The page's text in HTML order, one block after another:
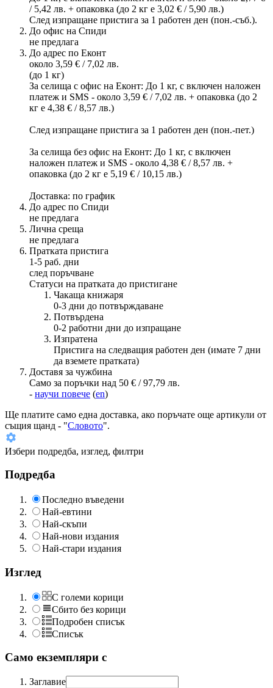
/ 5,42 лв. + опаковка (до 2 кг е 3,02 € / 5,90 лв.)
След изпращане пристига за 1 работен ден (пон.-съб.).
До офис на Спиди
не предлага
До адрес по Еконт
около 3,59 € / 7,02 лв.
(до 1 кг)
За селища с офис на Еконт: До 1 кг, с включен наложен
платеж и SMS - около 3,59 € / 7,02 лв. + опаковка (до 2
кг е 4,38 € / 8,57 лв.)
След изпращане пристига за 1 работен ден (пон.-пет.)
За селища без офис на Еконт: До 1 кг, с включен
наложен платеж и SMS - около 4,38 € / 8,57 лв. +
опаковка (до 2 кг е 5,19 € / 10,15 лв.)
Доставка: по график
До адрес по Спиди
не предлага
Лична среща
не предлага
Пратката пристига
1-5 раб. дни
след поръчване
Статуси на пратката до пристигане
Чакаща книжаря
0-3 дни до потвърждаване
Потвърдена
0-2 работни дни до изпращане
Изпратена
Пристига на следващия работен ден (имате 7 дни
да вземете пратката)
Доставя за чужбина
Само за поръчки над 50 € / 97,79 лв.
- научи повече (en)
Ще платите само една доставка, ако поръчате още артикули от
същия щанд - "Словото".
Избери подредба, изглед, филтри
Подредба
Последно въведени
Най-евтини
Най-скъпи
Най-нови издания
Най-стари издания
Изглед
С големи корици
Сбито без корици
Подробен списък
Списък
Само екземпляри с
Заглавие